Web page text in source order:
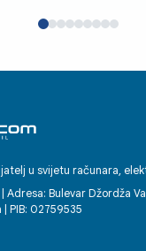
u svijetu računara,
Adresa: Bulevar Džordža
PIB: 02759535